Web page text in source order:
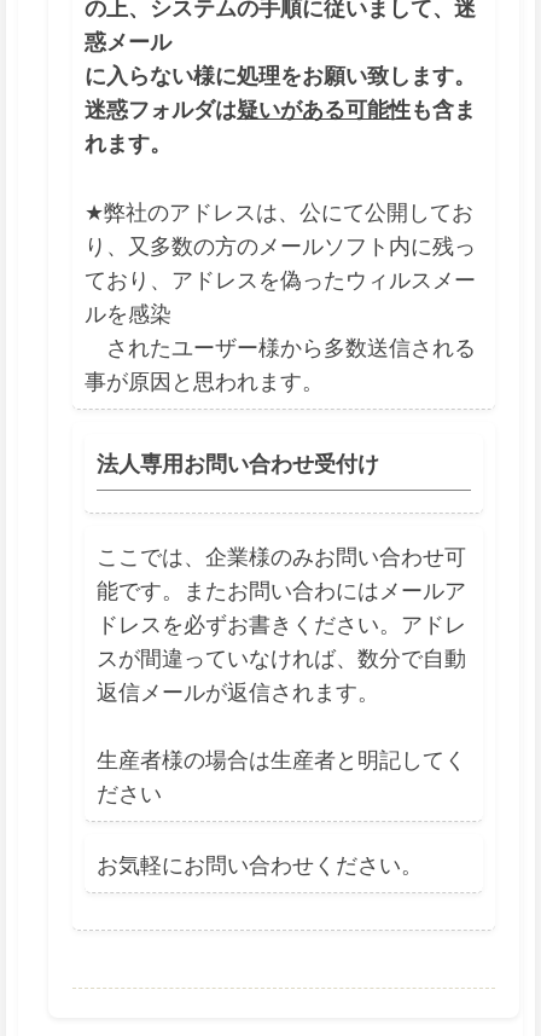
の上、システムの手順に従いまして、迷
惑メール
に入らない様に処理をお願い致します。
迷惑フォルダは疑いがある可能性も含ま
れます。
★弊社のアドレスは、公にて公開してお
り、又多数の方のメールソフト内に残っ
ており、アドレスを偽ったウィルスメー
ルを感染
されたユーザー様から多数送信される
事が原因と思われます。
法人専用お問い合わせ受付け
ここでは、企業様のみお問い合わせ可
能です。またお問い合わにはメールア
ドレスを必ずお書きください。アドレ
スが間違っていなければ、数分で自動
返信メールが返信されます。
生産者様の場合は生産者と明記してく
ださい
お気軽にお問い合わせください。